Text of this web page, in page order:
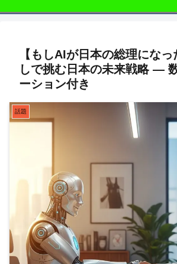
【もしAIが日本の総理にな
しで挑む日本の未来戦略 ―
ーション付き
話題